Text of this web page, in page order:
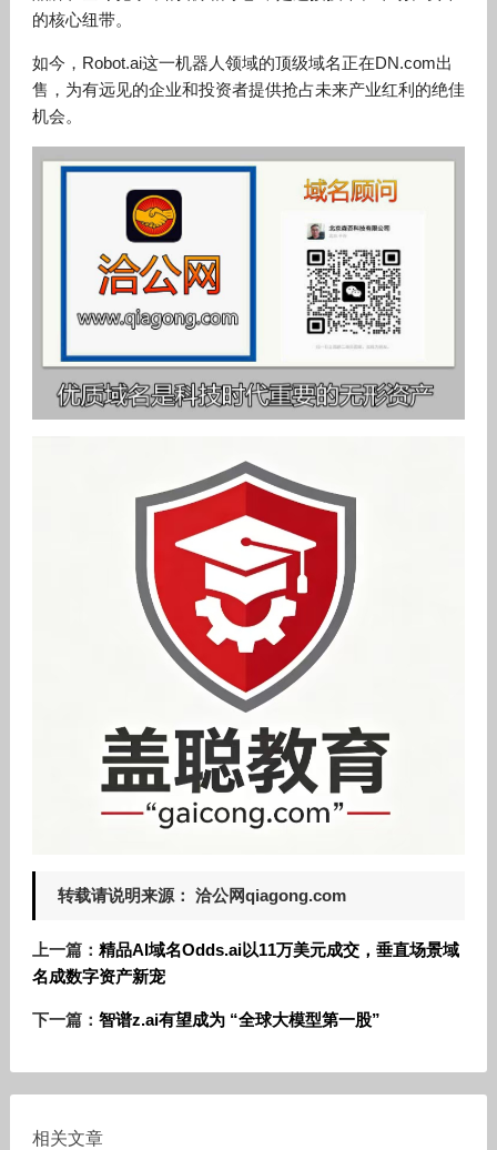
的核心纽带。
如今，Robot.ai这一机器人领域的顶级域名正在DN.com出
售，为有远见的企业和投资者提供抢占未来产业红利的绝佳
机会。
转载请说明来源： 洽公网qiagong.com
上一篇： 精品AI域名Odds.ai以11万美元成交，垂直场景域
名成数字资产新宠
下一篇： 智谱z.ai有望成为 “全球大模型第一股”
相关文章